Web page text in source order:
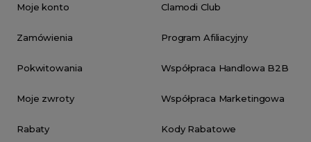
Moje konto
Zamówienia
Pokwitowania
Moje zwroty
Rabaty
Clamodi Club
Program Afiliacyjny
Współpraca Handlowa B2B
Współpraca Marketingowa
Kody Rabatowe